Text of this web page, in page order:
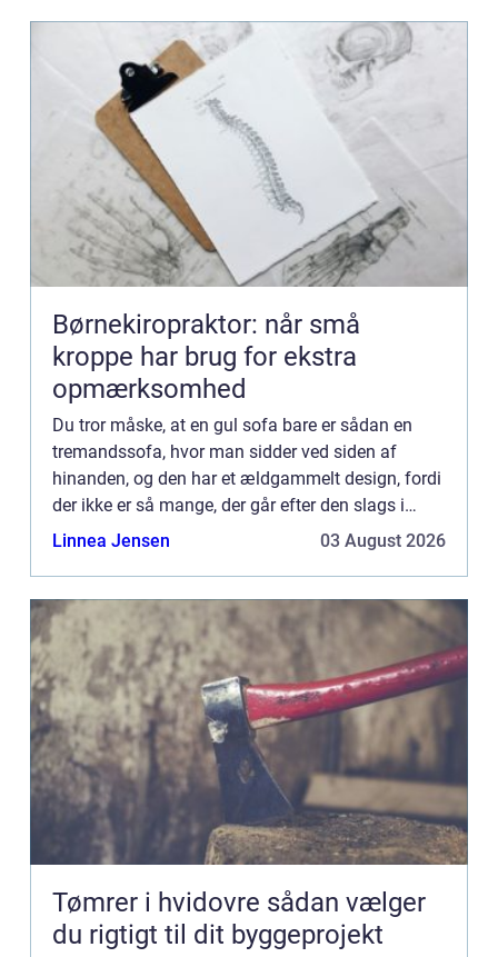
Børnekiropraktor: når små
kroppe har brug for ekstra
opmærksomhed
Du tror måske, at en gul sofa bare er sådan en
tremandssofa, hvor man sidder ved siden af
hinanden, og den har et ældgammelt design, fordi
der ikke er så mange, der går efter den slags i
deres hjem? Det lyder jo noget fr...
Linnea Jensen 03 August 2026
Tømrer i hvidovre sådan vælger
du rigtigt til dit byggeprojekt